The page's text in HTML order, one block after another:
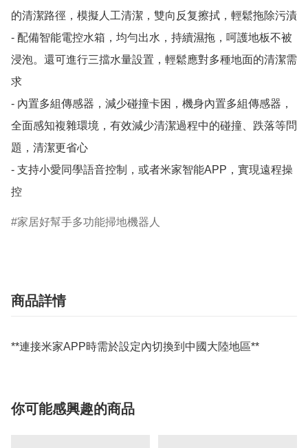
的清潔路徑，模擬人工清潔，雙向反复擦拭，輕鬆拖除污漬
- 配備智能電控水箱，均勻出水，持續濕拖，呵護地板不被
浸泡。還可進行三擋水量設置，輕鬆應對多種地面的清潔需
求
- 內置多組傳感器，減少碰撞卡困，機身內置多組傳感器，
全面感知複雜環境，有效減少清潔過程中的碰撞、跌落等問
題，清潔更省心
- 支持小愛同學語音控制，或者米家智能APP，實現遠程操
家居好幫手多功能掃地機器人
商品詳情
**連接米家APP時需於設定內切換到中國大陸地區**
你可能感興趣的商品